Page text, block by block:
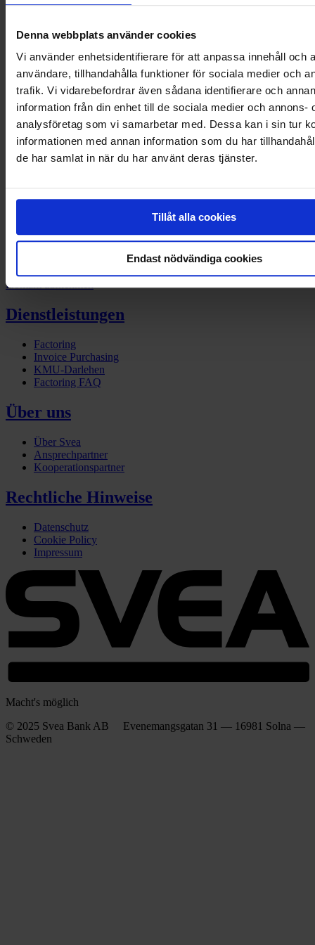
Denna webbplats använder cookies
Vi använder enhetsidentifierare för att anpassa innehåll och
användare, tillhandahålla funktioner för sociala medier och
trafik. Vi vidarebefordrar även sådana identifierare och annan
information från din enhet till de sociala medier och annons-
analysföretag som vi samarbetar med. Dessa kan i sin tur
informationen med annan information som du har
de har samlat in när du har använt deras tjänster.
Tillåt alla cookies
Endast nödvändiga cookies
Dienstleistungen oder wünschen Sie eine
Nutzen Sie unseren Rückrufservice
Rufen Sie uns an +43 720 512 015
Oder schreiben Sie eine E-Mail an beratung@svea.com
Ihre Ziele sind unsere Ziele
Wir unterstützen seit 30 Jahren Unternehmen dabei, Liquidität zu
schaffen und ihre Ziele zu realisieren – weil wir an die Träume der
Unternehmer glauben.
Erfahren Sie mehr über Svea
Kontaktieren Sie uns
Kontakt aufnehmen
Dienstleistungen
Factoring
Invoice Purchasing
KMU-Darlehen
Factoring FAQ
Über uns
Über Svea
Ansprechpartner
Kooperationspartner
Rechtliche Hinweise
Datenschutz
Cookie Policy
Impressum
Macht's möglich
© 2025 Svea Bank AB Evenemangsgatan 31 — 16981 Solna —
Schweden